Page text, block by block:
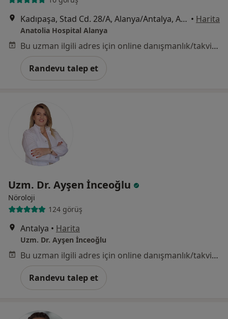
Kadıpaşa, Stad Cd. 28/A, Alanya/Antalya, Antalya • Harita
Anatolia Hospital Alanya
Bu uzman ilgili adres için online danışmanlık/takvim sunmuyor.
Randevu talep et
Uzm. Dr. Ayşen İnceoğlu
Nöroloji
124 görüş
Antalya • Harita
Uzm. Dr. Ayşen İnceoğlu
Bu uzman ilgili adres için online danışmanlık/takvim sunmuyor.
Randevu talep et